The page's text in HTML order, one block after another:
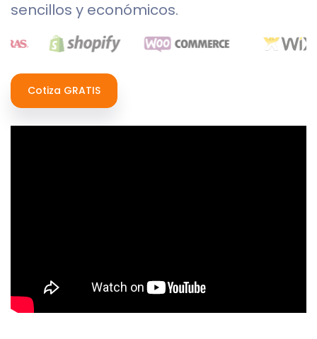
sencillos y económicos.
Cotiza GRATIS